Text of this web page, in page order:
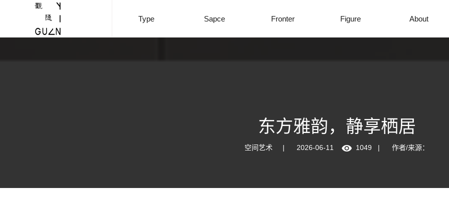
Type Sapce Fronter Figure About
东方雅韵，静享栖居
空间艺术 | 2026-06-11 1049 | 作者/来源：